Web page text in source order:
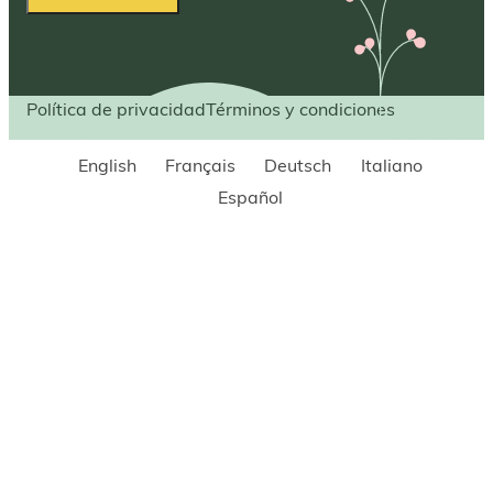
Política de privacidadTérminos y condiciones
English Français Deutsch
Italiano
Español